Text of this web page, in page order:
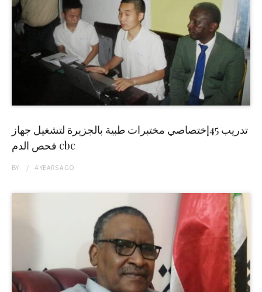
تدريب 45إختصاصي مختبرات طبية بالجزيرة لتشغيل جهاز
فحص الدم cbc
BY 4 YEARSAGO